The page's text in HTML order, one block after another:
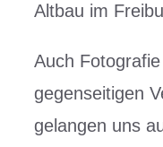
Altbau im
Auch
gegenseitigen
gelangen uns